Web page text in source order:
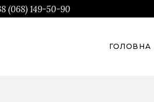
(068) 149-50-90
ГОЛОВНА